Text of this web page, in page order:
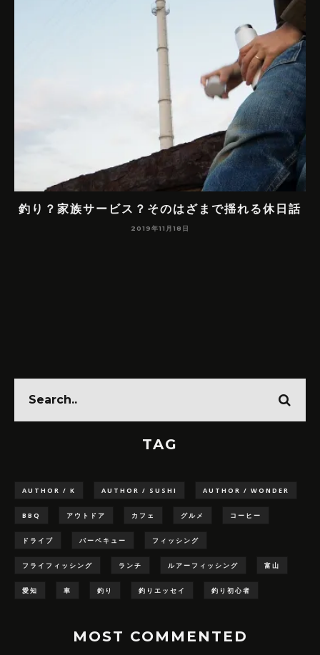
釣り？家族サービス？そのはざまで揺れる休日話
2019年11月18日
TAG
AUTHOR / K AUTHOR / SUSHI AUTHOR / WONDER
BBQ アウトドア カフェ グルメ コーヒー
ドライブ バーベキュー フィッシング
フライフィッシング ランチ ルアーフィッシング 富山
愛知 車 釣り 釣りエッセイ 釣り初心者
MOST COMMENTED